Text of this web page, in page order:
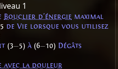
1
Bouclier d'énergie maximal
5 de Vie lorsque vous utilisez
(3—5) à (6—10) Dégâts
avec la douleur